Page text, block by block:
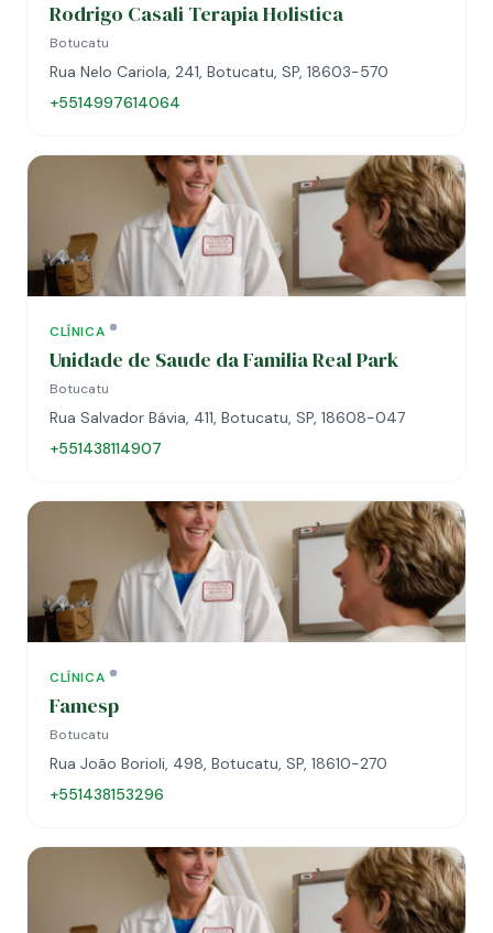
Rodrigo Casali Terapia Holistica
Botucatu
Rua Nelo Cariola, 241, Botucatu, SP, 18603-570
+5514997614064
CLÍNICA
Unidade de Saude da Familia Real Park
Botucatu
Rua Salvador Bávia, 411, Botucatu, SP, 18608-047
+551438114907
CLÍNICA
Famesp
Botucatu
Rua João Borioli, 498, Botucatu, SP, 18610-270
+551438153296